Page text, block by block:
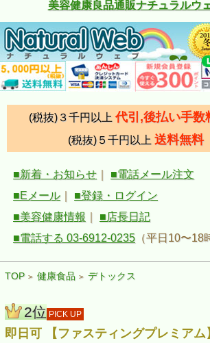
美容健康良品通販ナチュラルウ
(税抜)３千円以上 代引,後払い手数
(税抜)５千円以上 送料無料
■新着・お知らせ
■電話メール注文
■Eメール
■登録・ログイン
■美容健康情報
■店長日記
■電話する 03-6912-0235 （平日10〜18
TOP > 健康食品 > デトックス
2位 PICK UP
即日可 【ファスティングプレミア